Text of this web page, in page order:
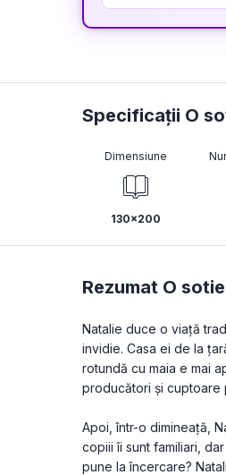
Specificații O
Dimensiune
130x200
Rezumat O
Natalie duce o viață
invidie. Casa ei de la
rotundă cu maia e mai
producători și cuptoare
Apoi, într-o dimineață,
copiii îi sunt familiari,
pune la încercare?